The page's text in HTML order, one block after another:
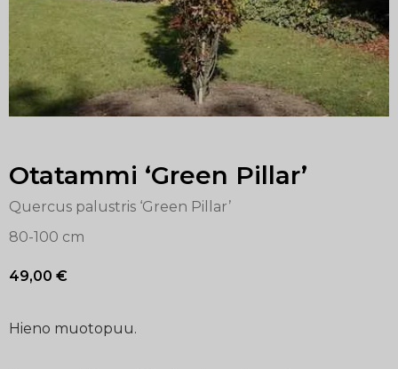
Otatammi ‘Green Pillar’
Quercus palustris ‘Green Pillar’
80-100 cm
49,00 €
Hieno muotopuu.